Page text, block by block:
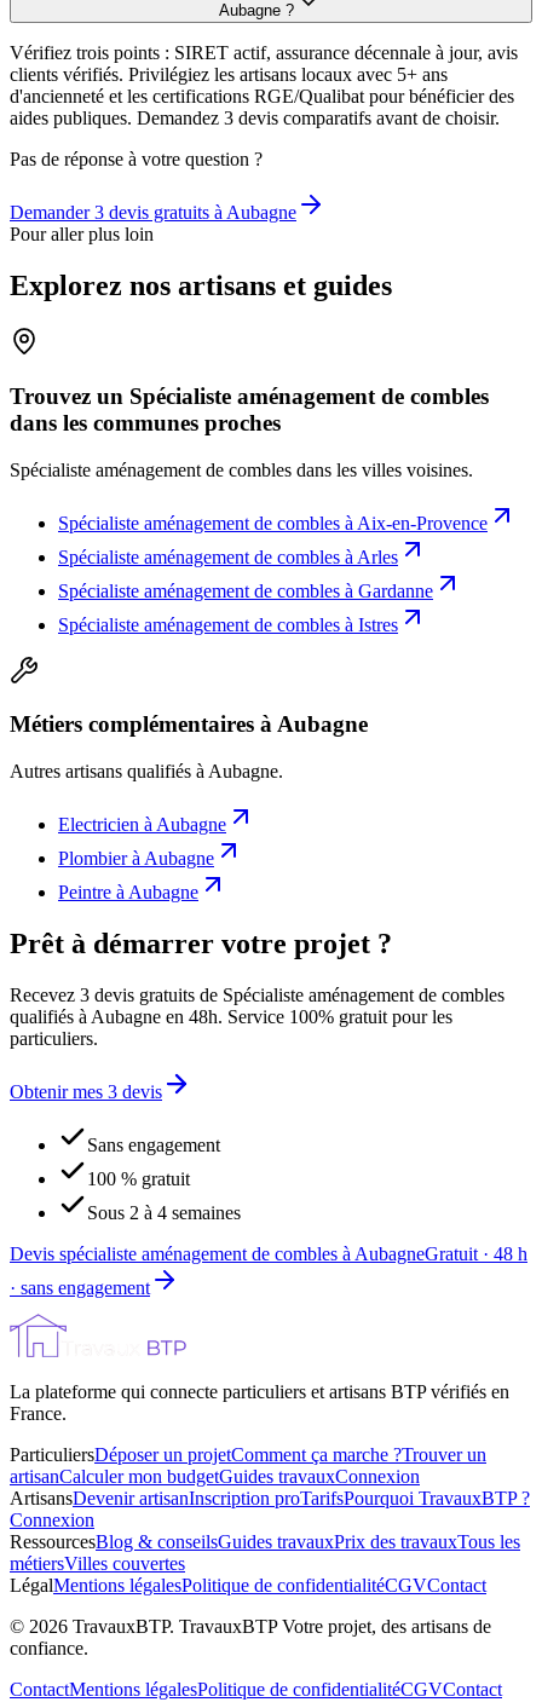
Aubagne ?
Vérifiez trois points : SIRET actif, assurance décennale à jour, avis
clients vérifiés. Privilégiez les artisans locaux avec 5+ ans
d'ancienneté et les certifications RGE/Qualibat pour bénéficier des
aides publiques. Demandez 3 devis comparatifs avant de choisir.
Pas de réponse à votre question ?
Demander 3 devis gratuits àAubagne
Pour aller plus loin
Explorez nos artisans et guides
Trouvez un Spécialiste aménagement de combles
dans les communes proches
Spécialiste aménagement de combles dans les villes voisines.
Spécialiste aménagement de combles à Aix-en-Provence
Spécialiste aménagement de combles à Arles
Spécialiste aménagement de combles à Gardanne
Spécialiste aménagement de combles à Istres
Métiers complémentaires à Aubagne
Autres artisans qualifiés à Aubagne.
Electricien à Aubagne
Plombierà Aubagne
Peintre à Aubagne
Prêt à démarrer votre projet ?
Recevez 3 devis gratuits de Spécialiste aménagement de combles
qualifiés à Aubagne en 48h. Service 100% gratuit pour les
particuliers.
Obtenir mes 3 devis
Sans engagement
100 % gratuit
Sous 2 à 4 semaines
Devis spécialiste aménagement de combles à AubagneGratuit · 48 h
· sans engagement
La plateforme qui connecte particuliers et artisans BTP vérifiés en
France.
ParticuliersDéposer un projetComment ça marche ?Trouver un
artisanCalculer mon budgetGuides travauxConnexion
ArtisansDevenir artisanInscription proTarifsPourquoi TravauxBTP ?
Connexion
RessourcesBlog & conseilsGuides travauxPrix des travauxTous les
métiersVilles couvertes
LégalMentions légalesPolitique de confidentialitéCGVContact
© 2026 TravauxBTP. TravauxBTP Votre projet, des artisans de
confiance.
ContactMentions légalesPolitique de confidentialitéCGVContact